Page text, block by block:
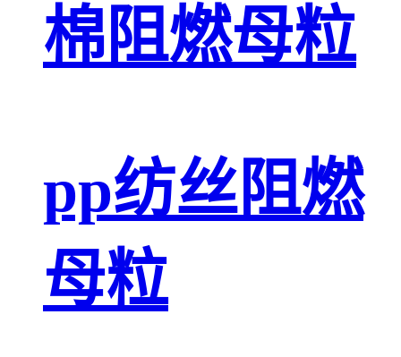
棉阻燃母粒
pp纺丝阻燃
母粒